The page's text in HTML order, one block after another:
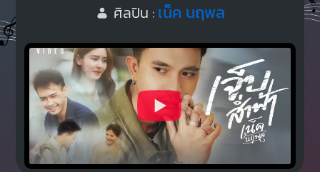
ศิลปิน : เน็ค นฤพล